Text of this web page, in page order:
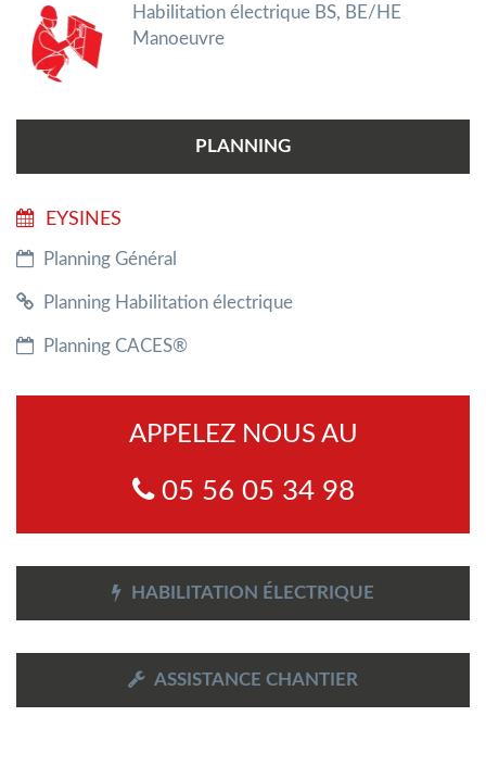
Habilitation électrique BS, BE/HE
Manoeuvre
PLANNING
EYSINES
Planning Général
Planning Habilitation électrique
Planning CACES®
APPELEZ NOUS AU
05 56 05 34 98
HABILITATION ÉLECTRIQUE
ASSISTANCE CHANTIER